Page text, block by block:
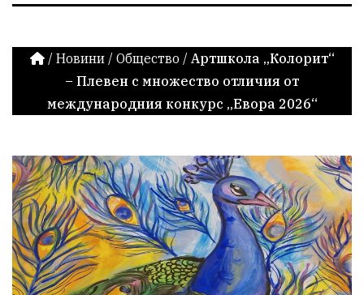
/ Новини / Общество / Артшкола „Колорит“
– Плевен с множество отличия от
международния конкурс „Евора 2026“